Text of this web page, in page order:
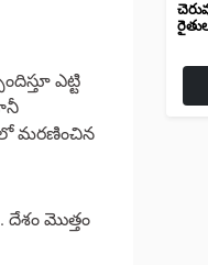
ఎట్టి
మరణించిన
మొత్తం